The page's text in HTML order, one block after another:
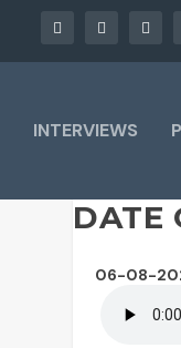
INTERVIEWS
DATE
06-08-